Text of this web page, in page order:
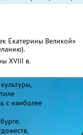
Екатерины Великой»
XVIII в.
с наиболее